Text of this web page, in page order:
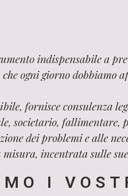
indispensabile a
che ogni giorno dobbiamo
fornisce consulenza
societario, fallimentare,
dei problemi e alle
incentrata sulle
I